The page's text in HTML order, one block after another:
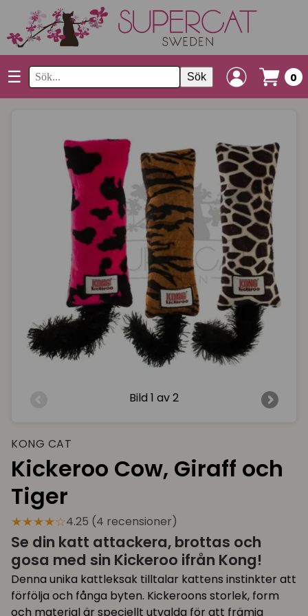
☰ Sök 0
Bild 1 av 2
KONG CAT
Kickeroo Cow, Giraff och
Tiger
★★★★☆4.25 (4 recensioner)
Se din katt attackera, brottas och
gosa med sin Kickeroo ifrån Kong!
Denna unika kattleksak tilltalar kattens instinkter att
förfölja och fånga byten. Kickeroons storlek, form
och material är speciellt utvalda för att främja